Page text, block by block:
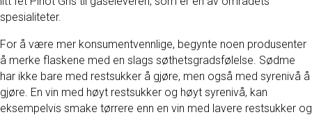
spesialiteter.
For å være mer konsumentvennlige, begynte noen produsenter
å merke flaskene med en slags søthetsgradsfølelse. Sødme
har ikke bare med restsukker å gjøre, men også med syrenivå å
gjøre. En vin med høyt restsukker og høyt syrenivå, kan
eksempelvis smake tørrere enn en vin med lavere restsukker og